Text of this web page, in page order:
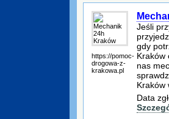
https://pomoc-
drogowa-z-
krakowa.pl
Jeśli
gdy
Kraków
nas
Kraków
Data